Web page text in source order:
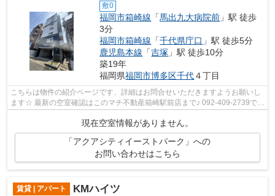
敷0
福岡市箱崎線 「馬出九大病院前 」駅 徒歩
3分
福岡市箱崎線 「千代県庁口 」駅 徒歩5分
鹿児島本線 「吉塚 」駅 徒歩10分
築19年
福岡県福岡市博多区千代４丁目
こちらは物件の紹介ページです、詳細はお問合せいただきますようお願いし
ます☆ 最新の空室確認はこのマチ不動産箱崎駅前店まで♪ 092-409-2739で
す！迅速に対応致します！！！！！
現在空室情報がありません。
「アクアシティイーストパーク」への
お問い合わせはこちら
賃貸 | アパート KMハイツ